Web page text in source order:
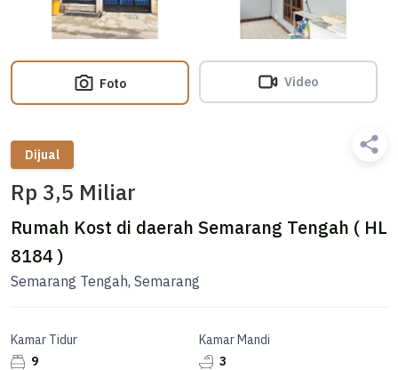
Foto Video
Dijual
Rp 3,5 Miliar
Rumah Kost di daerah Semarang Tengah ( HL
8184 )
Semarang Tengah, Semarang
Kamar Tidur
9
Kamar Mandi
3